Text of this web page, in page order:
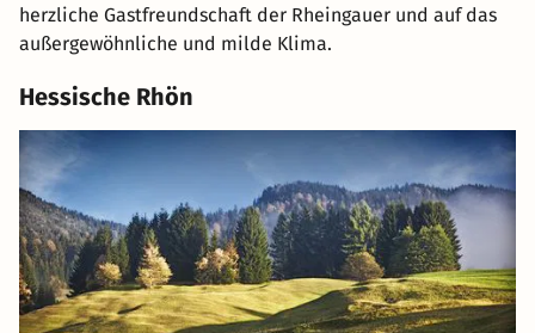
herzliche Gastfreundschaft der Rheingauer und auf das
außergewöhnliche und milde Klima.
Hessische Rhön